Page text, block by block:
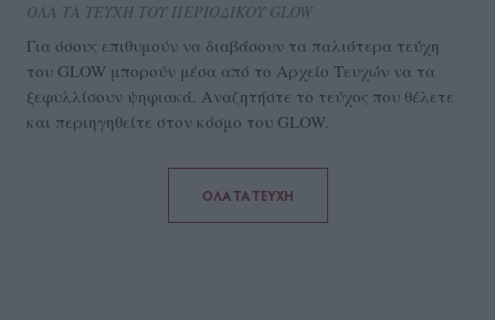
ΟΛΑ ΤΑ ΤΕΥΧΗ ΤΟΥ ΠΕΡΙΟΔΙΚΟΥ GLOW
Για όσους επιθυμούν να διαβάσουν τα παλιότερα τεύχη
του GLOW μπορούν μέσα από το Aρχείο Τευχών να τα
ξεφυλλίσουν ψηφιακά. Αναζητήστε το τεύχος που θέλετε
και περιηγηθείτε στον κόσμο του GLOW.
ΟΛΑ ΤΑ ΤΕΥΧΗ